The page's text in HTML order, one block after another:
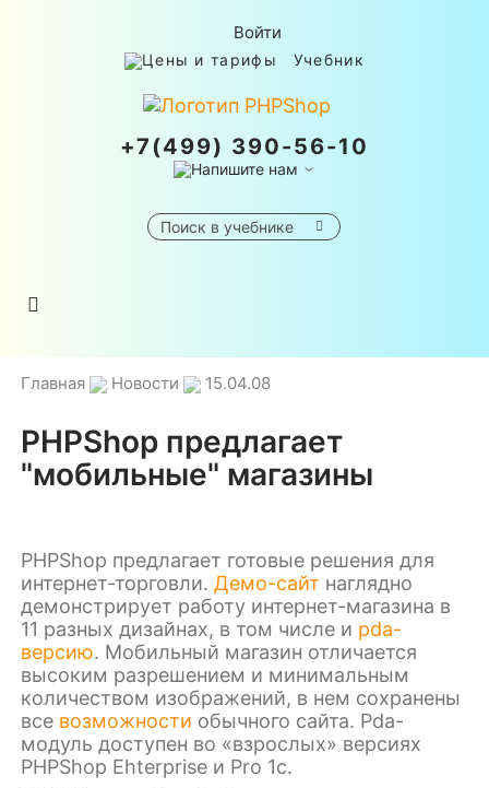
+7(499) 390-56-10
Напишите нам
Войти
Цены и тарифы Учебник
Toggle
Главная Новости 15.04.08
PHPShop предлагает
"мобильные" магазины
PHPShop предлагает готовые решения для
интернет-торговли.Демо-сайт наглядно
демонстрирует работу интернет-магазина в
11 разных дизайнах, в том числе и pda-
версию. Мобильный магазин отличается
высоким разрешением и минимальным
количеством изображений, в нем сохранены
все возможности обычного сайта. Pda-
модуль доступен во «взрослых» версиях
PHPShop Ehterprise и Pro 1c.